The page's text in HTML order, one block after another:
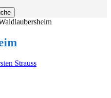
Strauss